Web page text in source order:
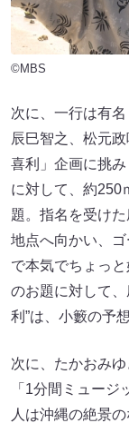
©MBS
次に、一行は有
辰巳智之、松元
喜利」企画に挑
に対して、約250
題。指名を受け
地点へ向かい、
で本気でちょっ
のお題に対して
利”は、小籔の予
次に、たかおみ
「1分間ミュー
人は沖縄の絶景